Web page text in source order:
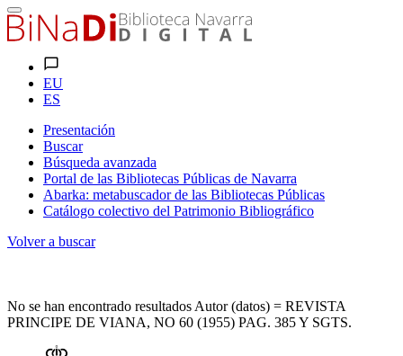
EU
ES
Presentación
Buscar
Búsqueda avanzada
Portal de las Bibliotecas Públicas de Navarra
Abarka: metabuscador de las Bibliotecas Públicas
Catálogo colectivo del Patrimonio Bibliográfico
Volver a buscar
No se han encontrado resultados Autor (datos) = REVISTA
PRINCIPE DE VIANA, NO 60 (1955) PAG. 385 Y SGTS.